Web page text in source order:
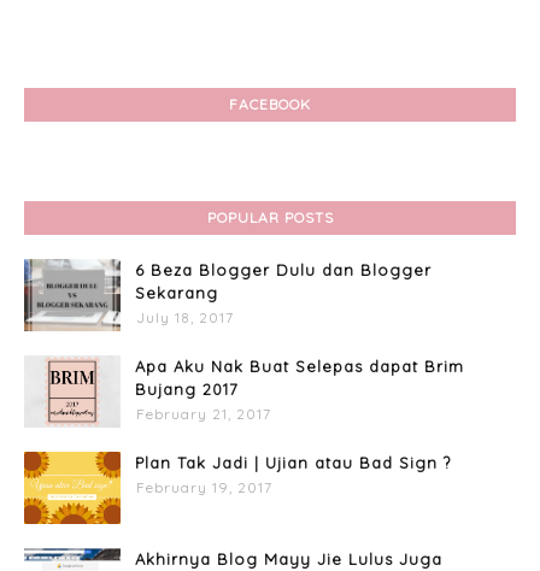
FACEBOOK
POPULAR POSTS
6 Beza Blogger Dulu dan Blogger
Sekarang
July 18, 2017
Apa Aku Nak Buat Selepas dapat Brim
Bujang 2017
February 21, 2017
Plan Tak Jadi | Ujian atau Bad Sign ?
February 19, 2017
Akhirnya Blog Mayy Jie Lulus Juga